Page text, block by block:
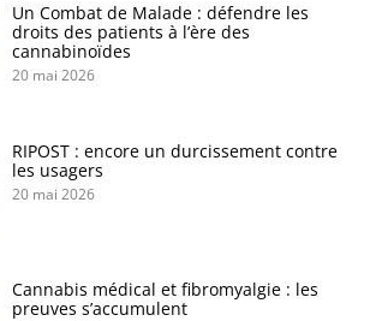
Un Combat de Malade : défendre les
droits des patients à l’ère des
cannabinoïdes
20 mai 2026
RIPOST : encore un durcissement contre
les usagers
20 mai 2026
Cannabis médical et fibromyalgie : les
preuves s’accumulent